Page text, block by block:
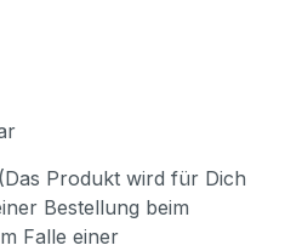
Produkt wird für Dich
Bestellung beim
Falle einer